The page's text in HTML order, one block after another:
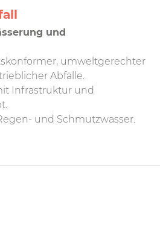
und
umweltgerechter
Abfälle.
Infrastruktur und
und Schmutzwasser.